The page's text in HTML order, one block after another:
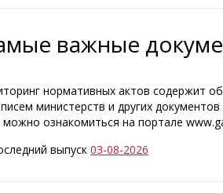
важные
нормативных актов содержит
министерств и других
ознакомиться на портале
выпуск 03-08-2026